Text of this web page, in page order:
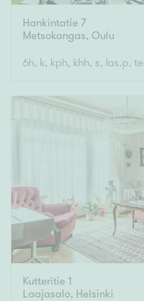
Hankintatie 7
Metsokangas, Oulu
6h, k, kph, khh, s, las.p,
Kutteritie 1
Laajasalo, Helsinki